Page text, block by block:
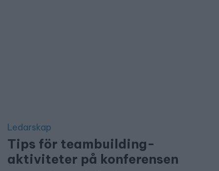
Ledarskap
Tips för teambuilding-
aktiviteter på konferensen